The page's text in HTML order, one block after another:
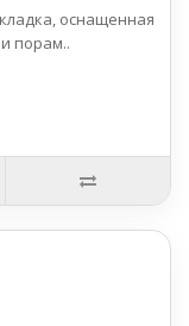
оснащенная
порам..